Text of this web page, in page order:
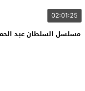
02:01:25
مسلسل السلطان عبد